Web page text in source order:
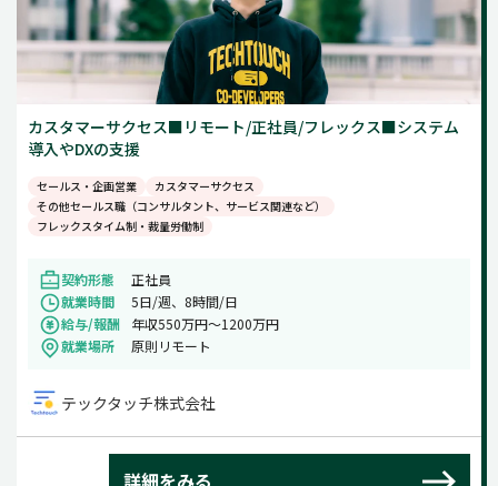
カスタマーサクセス■リモート/正社員/フレックス■システム
導入やDXの支援
セールス・企画営業
カスタマーサクセス
その他セールス職（コンサルタント、サービス関連など）
フレックスタイム制・裁量労働制
契約形態
正社員
就業時間
5日/週、8時間/日
給与/報酬
年収550万円〜1200万円
就業場所
原則リモート
テックタッチ株式会社
詳細をみる